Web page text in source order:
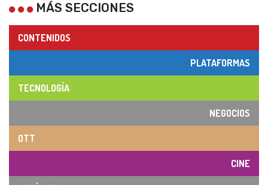
MÁS SECCIONES
CONTENIDOS
PLATAFORMAS
TECNOLOGÍA
NEGOCIOS
OTT
CINE